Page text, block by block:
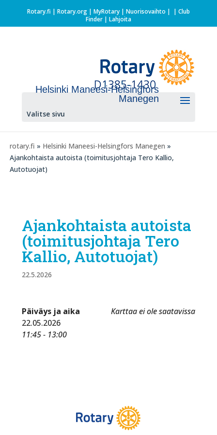
Rotary.fi | Rotary.org| MyRotary | Nuorisovaihto | | Club
Finder| Lahjoita
Helsinki Maneesi-Helsingfors
Manegen
Valitse sivu
rotary.fi » Helsinki Maneesi-Helsingfors Manegen »
Ajankohtaista autoista (toimitusjohtaja Tero Kallio,
Autotuojat)
Ajankohtaista autoista
(toimitusjohtaja Tero
Kallio, Autotuojat)
22.5.2026
Karttaa ei ole saatavissa
Päiväys ja aika
22.05.2026
11:45 - 13:00